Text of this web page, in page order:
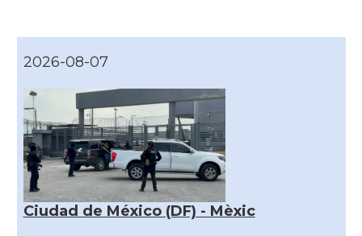
2026-08-07
Ciudad de México (DF) - Mèxic